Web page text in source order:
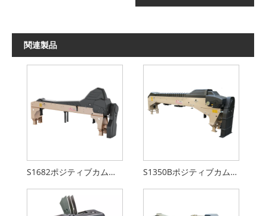
関連製品
S1682ポジティブカムモーションデバイス S1350Bポジティブカムモーションデバイス